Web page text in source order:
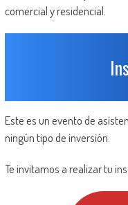
comercial y residencial.
Este es un evento de
ningún tipo de inversión.
Te invitamos a realizar tu